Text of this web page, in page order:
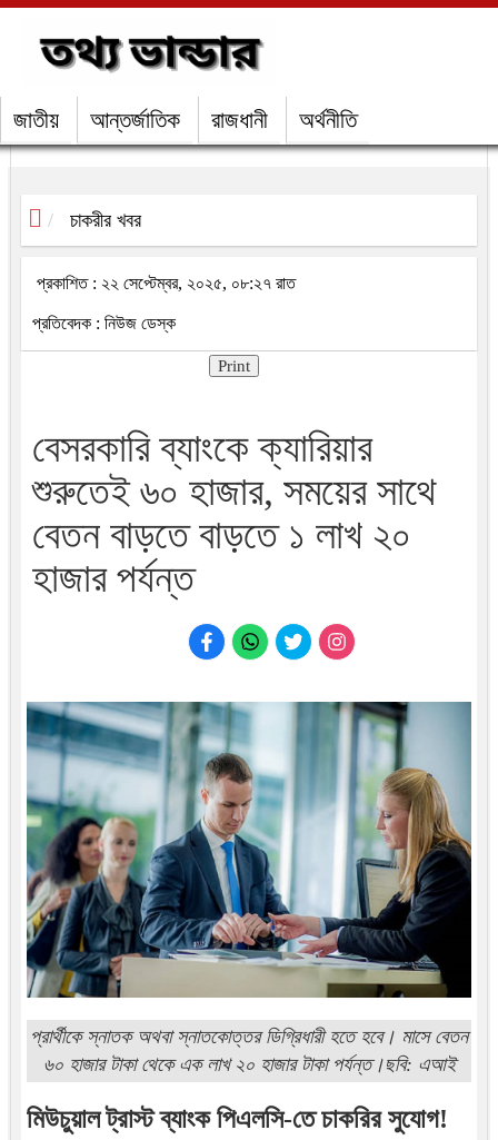
জাতীয় আন্তর্জাতিক রাজধানী অর্থনীতি
চাকরীর খবর
প্রকাশিত : ২২ সেপ্টেম্বর, ২০২৫, ০৮:২৭ রাত
প্রতিবেদক : নিউজ ডেস্ক
Print
বেসরকারি ব্যাংকে ক্যারিয়ার
শুরুতেই ৬০ হাজার, সময়ের সাথে
বেতন বাড়তে বাড়তে ১ লাখ ২০
হাজার পর্যন্ত
প্রার্থীকে স্নাতক অথবা স্নাতকোত্তর ডিগ্রিধারী হতে হবে। মাসে বেতন
৬০ হাজার টাকা থেকে এক লাখ ২০ হাজার টাকা পর্যন্ত।ছবি: এআই
মিউচুয়াল ট্রাস্ট ব্যাংক পিএলসি-তে চাকরির সুযোগ!